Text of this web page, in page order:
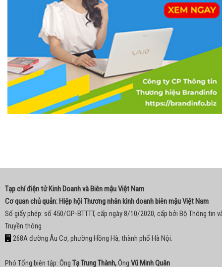
Tạp chí điện tử Kinh Doanh và Biên mậu Việt Nam
Cơ quan chủ quản: Hiệp hội Thương nhân kinh doanh biên mậu Việt Nam
Số giấy phép: số 450/GP-BTTTT, cấp ngày 8/10/2020, cấp bởi Bộ Thông tin
Truyền thông
268A đường Âu Cơ, phường Hồng Hà, thành phố Hà Nội.
Phó Tổng biên tập: Ông Tạ Trung Thành,Ông Vũ Minh Quân